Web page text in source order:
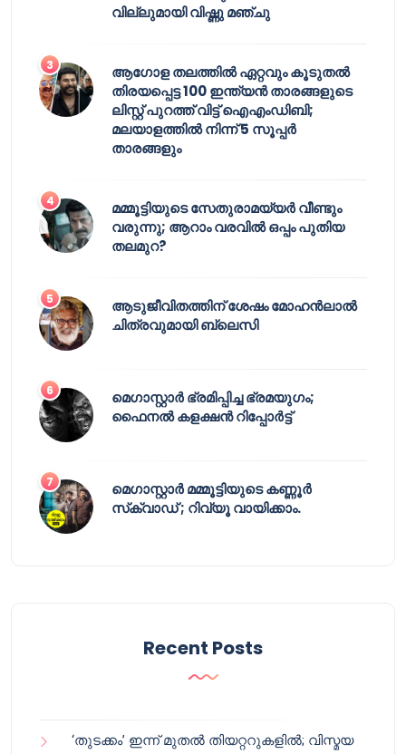
വില്ലുമായി വിഷ്ണു മഞ്ചു
ആഗോള തലത്തിൽ ഏറ്റവും കൂടുതൽ
തിരയപ്പെട്ട 100 ഇന്ത്യൻ താരങ്ങളുടെ
ലിസ്റ്റ് പുറത്ത് വിട്ട് ഐഎംഡിബി;
മലയാളത്തിൽ നിന്ന് 5 സൂപ്പർ
താരങ്ങളും
മമ്മൂട്ടിയുടെ സേതുരാമയ്യർ വീണ്ടും
വരുന്നു; ആറാം വരവിൽ ഒപ്പം പുതിയ
തലമുറ?
ആടുജീവിതത്തിന് ശേഷം മോഹൻലാൽ
ചിത്രവുമായി ബ്ലെസി
മെഗാസ്റ്റാർ ഭ്രമിപ്പിച്ച ഭ്രമയുഗം;
ഫൈനൽ കളക്ഷൻ റിപ്പോർട്ട്
മെഗാസ്റ്റാർ മമ്മൂട്ടിയുടെ കണ്ണൂർ
സ്‌ക്വാഡ് ; റിവ്യൂ വായിക്കാം.
Recent Posts
‘തുടക്കം’ ഇന്ന് മുതൽ തിയറ്ററുകളിൽ; വിസ്മയ